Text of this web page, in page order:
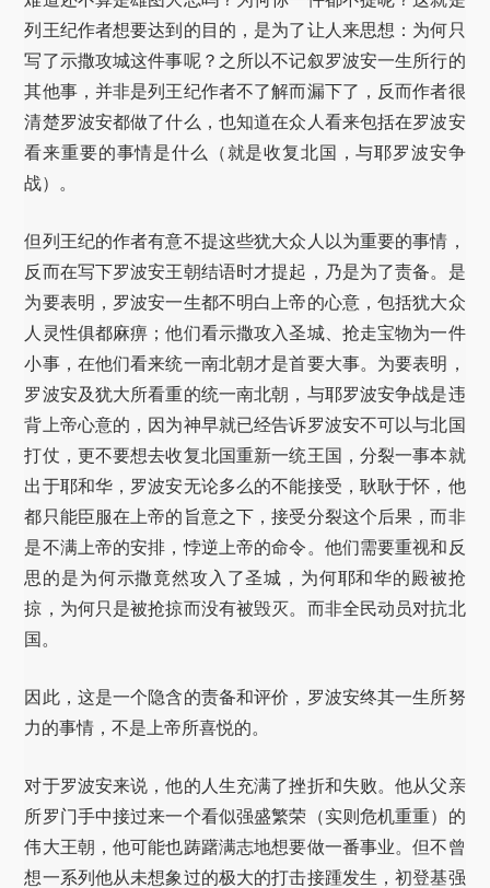
列王纪作者想要达到的目的，是为了让人来思想：为何只
写了示撒攻城这件事呢？之所以不记叙罗波安一生所行的
其他事，并非是列王纪作者不了解而漏下了，反而作者很
清楚罗波安都做了什么，也知道在众人看来包括在罗波安
看来重要的事情是什么（就是收复北国，与耶罗波安争
战）。
但列王纪的作者有意不提这些犹大众人以为重要的事情，
反而在写下罗波安王朝结语时才提起，乃是为了责备。是
为要表明，罗波安一生都不明白上帝的心意，包括犹大众
人灵性俱都麻痹；他们看示撒攻入圣城、抢走宝物为一件
小事，在他们看来统一南北朝才是首要大事。为要表明，
罗波安及犹大所看重的统一南北朝，与耶罗波安争战是违
背上帝心意的，因为神早就已经告诉罗波安不可以与北国
打仗，更不要想去收复北国重新一统王国，分裂一事本就
出于耶和华，罗波安无论多么的不能接受，耿耿于怀，他
都只能臣服在上帝的旨意之下，接受分裂这个后果，而非
是不满上帝的安排，悖逆上帝的命令。他们需要重视和反
思的是为何示撒竟然攻入了圣城，为何耶和华的殿被抢
掠，为何只是被抢掠而没有被毁灭。而非全民动员对抗北
国。
因此，这是一个隐含的责备和评价，罗波安终其一生所努
力的事情，不是上帝所喜悦的。
对于罗波安来说，他的人生充满了挫折和失败。他从父亲
所罗门手中接过来一个看似强盛繁荣（实则危机重重）的
伟大王朝，他可能也踌躇满志地想要做一番事业。但不曾
想一系列他从未想象过的极大的打击接踵发生，初登基强